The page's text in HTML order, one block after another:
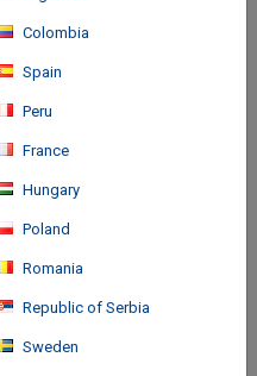
a 10-minute drive of
This hotel is 1.4 mi
Colombia
Spain
Peru
France
Hungary
Poland
Romania
Republic of Serbia
Sweden